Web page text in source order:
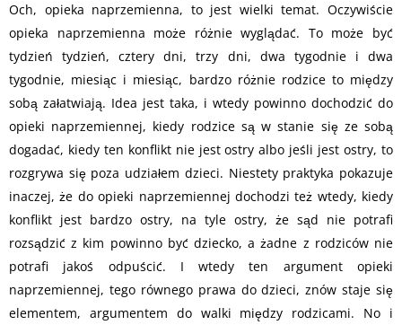
Och, opieka naprzemienna, to jest wielki temat. Oczywiście
opieka naprzemienna może różnie wyglądać. To może być
tydzień tydzień, cztery dni, trzy dni, dwa tygodnie i dwa
tygodnie, miesiąc i miesiąc, bardzo różnie rodzice to między
sobą załatwiają. Idea jest taka, i wtedy powinno dochodzić do
opieki naprzemiennej, kiedy rodzice są w stanie się ze sobą
dogadać, kiedy ten konflikt nie jest ostry albo jeśli jest ostry, to
rozgrywa się poza udziałem dzieci. Niestety praktyka pokazuje
inaczej, że do opieki naprzemiennej dochodzi też wtedy, kiedy
konflikt jest bardzo ostry, na tyle ostry, że sąd nie potrafi
rozsądzić z kim powinno być dziecko, a żadne z rodziców nie
potrafi jakoś odpuścić. I wtedy ten argument opieki
naprzemiennej, tego równego prawa do dzieci, znów staje się
elementem, argumentem do walki między rodzicami. No i